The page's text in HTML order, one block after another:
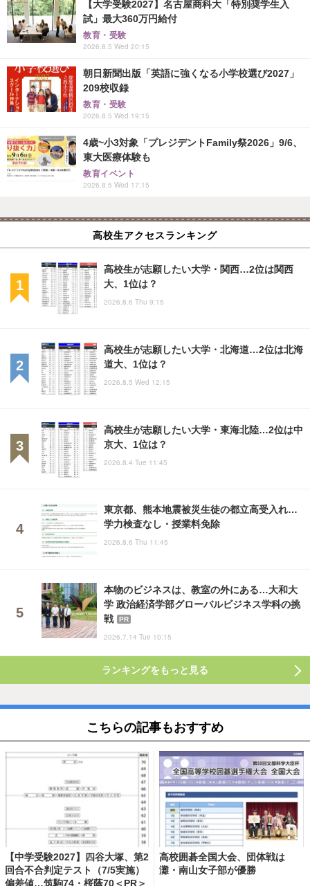
【大学受験2027】名古屋商科大「特別奨学生入
試」最大360万円給付
教育・受験
2026.8.5 Wed 20:15
朝日新聞出版「英語に強くなる小学校選び2027」
209校収録
教育・受験
2026.8.5 Wed 19:15
4歳~小3対象「プレジデントFamily祭2026」9/6、
東大医療体験も
教育イベント
2026.8.5 Wed 17:15
高校生アクセスランキング
高校生が志願したい大学・関西…2位は関西
大、1位は？
2026.8.6 Thu 9:15
高校生が志願したい大学・北海道…2位は北海
道大、1位は？
2026.8.5 Wed 12:15
高校生が志願したい大学・東海北陸…2位は中
京大、1位は？
2026.8.4 Tue 11:45
東京都、熊本地震被災生徒の都立高受入れ…
学力検査なし・授業料免除
2026.8.6 Thu 11:45
本物のビジネスは、教室の外にある…大和大
学 政治経済学部グローバルビジネス学科の挑
戦
PR
2026.7.14 Tue 10:15
ランキングをもっと見る
こちらの記事もおすすめ
【中学受験2027】四谷大塚、第2
回合不合判定テスト（7/5実施）
偏差値…筑駒74・桜蔭70＜PR＞
高校囲碁全国大会、団体戦は
灘・南山女子部が優勝